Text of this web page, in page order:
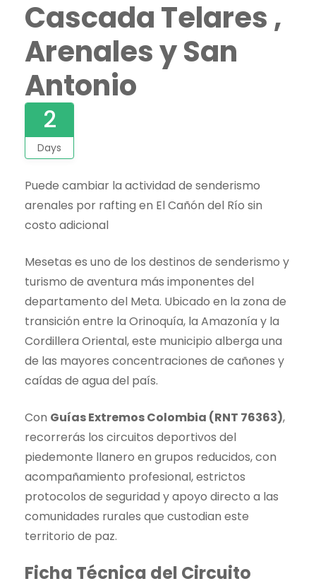
Cascada Telares ,
Arenales y San
Antonio
2
Days
Puede cambiar la actividad de senderismo
arenales por rafting en El Cañón del Río sin
costo adicional
Mesetas es uno de los destinos de senderismo y
turismo de aventura más imponentes del
departamento del Meta. Ubicado en la zona de
transición entre la Orinoquía, la Amazonía y la
Cordillera Oriental, este municipio alberga una
de las mayores concentraciones de cañones y
caídas de agua del país.
Con Guías Extremos Colombia (RNT 76363),
recorrerás los circuitos deportivos del
piedemonte llanero en grupos reducidos, con
acompañamiento profesional, estrictos
protocolos de seguridad y apoyo directo a las
comunidades rurales que custodian este
territorio de paz.
Ficha Técnica del Circuito